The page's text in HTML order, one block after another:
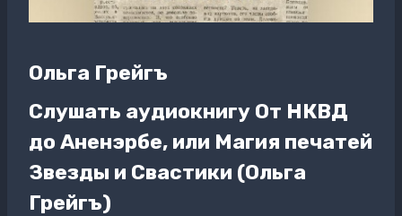
Ольга Грейгъ
Слушать аудиокнигу От НКВД
до Аненэрбе, или Магия печатей
Звезды и Свастики (Ольга
Грейгъ)